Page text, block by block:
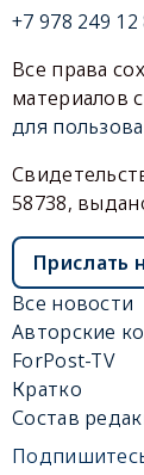
+7 978 249 12
Все права
материалов
для
58738,
Прислать
Все новости
Авторские
ForPost-TV
Кратко
Состав